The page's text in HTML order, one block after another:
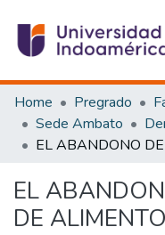
Communities &
All of DSpace
Statistics
Home Pregrado
Sede Ambato
EL
DE